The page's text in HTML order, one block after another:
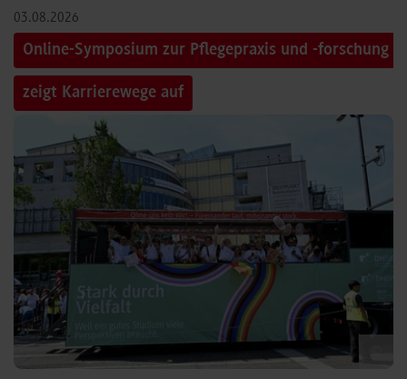
03.08.2026
Online-Symposium zur Pflegepraxis und -forschung
zeigt Karrierewege auf